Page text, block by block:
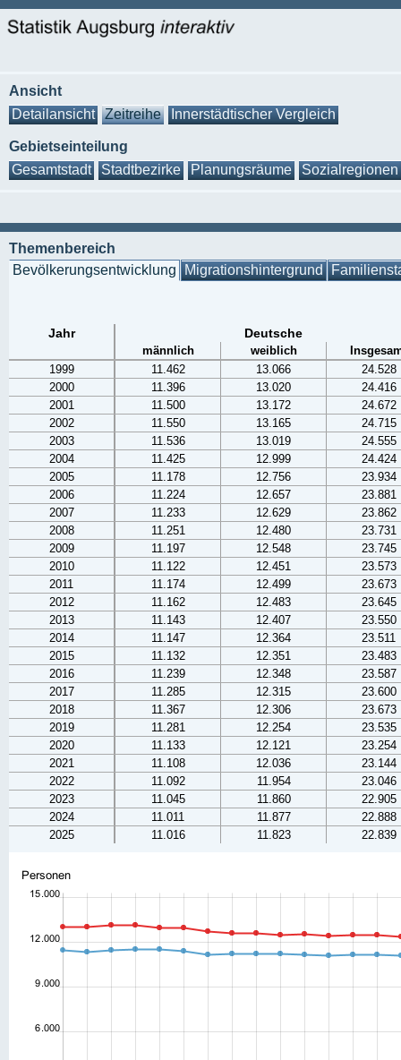
Ansicht
Detailansicht
Zeitreihe Innerstädtischer Vergleich
Gebietseinteilung
Gesamtstadt
Stadtbezirke Planungsräume Sozialregionen
Themenbereich
Bevölkerungsentwicklung Migrationshintergrund
Jahr Deutsche
männlich weiblich
1999
11.462 13.066
24.528
2000
11.396 13.020
24.416
2001
11.500 13.172
24.672
2002
11.550 13.165
24.715
2003
11.536 13.019
24.555
2004
11.425 12.999
24.424
2005
11.178 12.756
23.934
2006
11.224 12.657
23.881
2007
11.233 12.629
23.862
2008
11.251 12.480
23.731
2009
11.197 12.548
23.745
2010
11.122 12.451
23.573
2011
11.174 12.499
23.673
2012
11.162 12.483
23.645
2013
11.143 12.407
23.550
2014
11.147 12.364
23.511
2015
11.132 12.351
23.483
2016
11.239 12.348
23.587
2017
11.285 12.315
23.600
2018
11.367 12.306
23.673
2019
11.281 12.254
23.535
2020
11.133 12.121
23.254
2021
11.108 12.036
23.144
2022
11.092 11.954
23.046
2023
11.045 11.860
22.905
2024
11.011 11.877
22.888
2025
11.016 11.823 22.839